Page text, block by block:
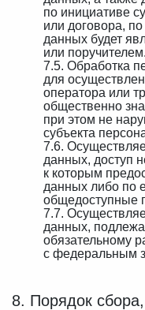
по инициативе
или договора,
данных будет
или поручителем.
7.5. Обработка
для
оператора или
общественно
при этом не
субъекта
7.6.
данных, доступ
к которым
данных либо по
общедоступные
7.7.
данных,
обязательному
с федеральным
8. Порядок